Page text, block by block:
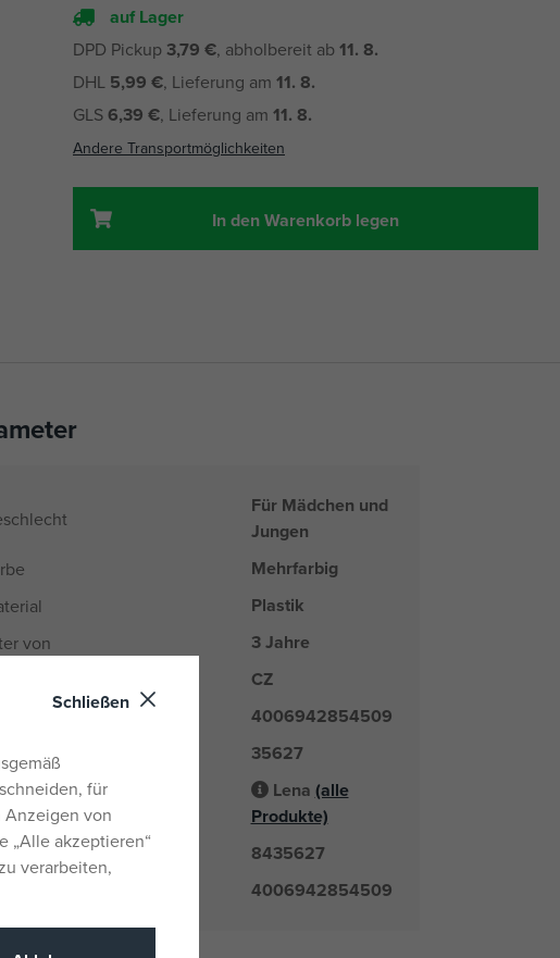
auf Lager
DPD Pickup 3,79 €, abholbereit ab 11. 8.
DHL 5,99 €, Lieferung am 11. 8.
GLS6,39 €, Lieferung am 11. 8.
Andere Transportmöglichkeiten
In den Warenkorb legen
Für Mädchen und
Jungen
Mehrfarbig
Plastik
von 3 Jahre
CZ
4006942854509
35627
/ Lieferant
Lena (alle
Produkte)
8435627
4006942854509
Schließen
für
Anzeigen von
„Alle akzeptieren“
verarbeiten,